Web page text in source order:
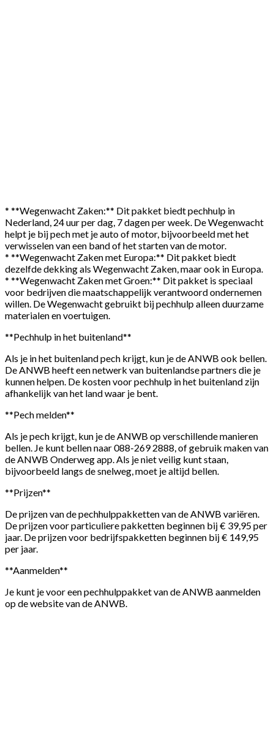
* **Wegenwacht Zaken:** Dit pakket biedt pechhulp in
Nederland, 24 uur per dag, 7 dagen per week. De Wegenwacht
helpt je bij pech met je auto of motor, bijvoorbeeld met het
verwisselen van een band of het starten van de motor.
* **Wegenwacht Zaken met Europa:** Dit pakket biedt
dezelfde dekking als Wegenwacht Zaken, maar ook in Europa.
* **Wegenwacht Zaken met Groen:** Dit pakket is speciaal
voor bedrijven die maatschappelijk verantwoord ondernemen
willen. De Wegenwacht gebruikt bij pechhulp alleen duurzame
materialen en voertuigen.
**Pechhulp in het buitenland**
Als je in het buitenland pech krijgt, kun je de ANWB ook bellen.
De ANWB heeft een netwerk van buitenlandse partners die je
kunnen helpen. De kosten voor pechhulp in het buitenland zijn
afhankelijk van het land waar je bent.
**Pech melden**
Als je pech krijgt, kun je de ANWB op verschillende manieren
bellen. Je kunt bellen naar 088-269 2888, of gebruik maken van
de ANWB Onderweg app. Als je niet veilig kunt staan,
bijvoorbeeld langs de snelweg, moet je altijd bellen.
**Prijzen**
De prijzen van de pechhulppakketten van de ANWB variëren.
De prijzen voor particuliere pakketten beginnen bij € 39,95 per
jaar. De prijzen voor bedrijfspakketten beginnen bij € 149,95
per jaar.
**Aanmelden**
Je kunt je voor een pechhulppakket van de ANWB aanmelden
op de website van de ANWB.